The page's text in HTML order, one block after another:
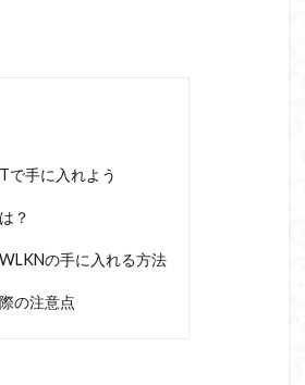
で手に入れよう
？
の手に入れる方法
の注意点